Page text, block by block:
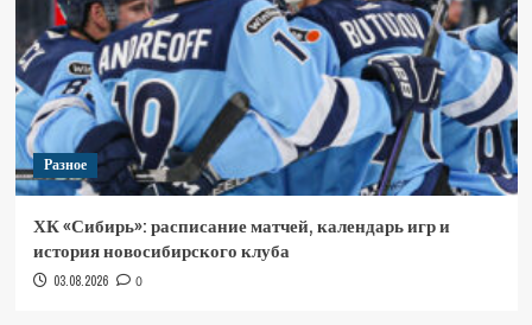
Разное
ХК «Сибирь»: расписание матчей, календарь игр и
история новосибирского клуба
03.08.2026 0